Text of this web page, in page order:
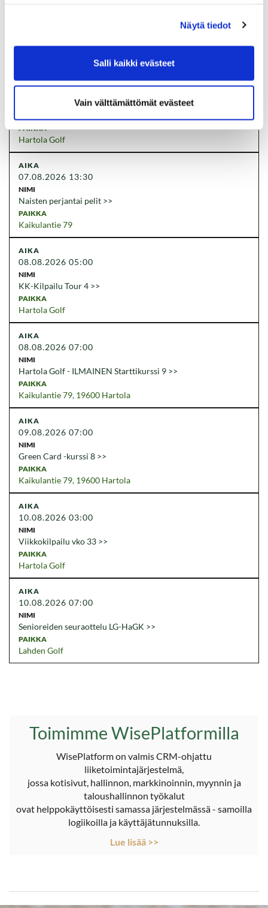
Näytä tiedot
Salli kaikki evästeet
Vain välttämättömät evästeet
Hartola Golf
07.08.2026 13:30
Naisten perjantai pelit
Kaikulantie 79
08.08.2026 05:00
KK-Kilpailu Tour 4
Hartola Golf
08.08.2026 07:00
Hartola Golf - ILMAINEN Starttikurssi 9
Kaikulantie 79, 19600 Hartola
09.08.2026 07:00
Green Card -kurssi 8
Kaikulantie 79, 19600 Hartola
10.08.2026 03:00
Viikkokilpailu vko 33
Hartola Golf
10.08.2026 07:00
Senioreiden seuraottelu LG-HaGK
Lahden Golf
Toimimme WisePlatformilla
WisePlatform on valmis CRM-ohjattu
liiketoimintajärjestelmä,
jossa kotisivut, hallinnon, markkinoinnin, myynnin ja
taloushallinnon työkalut
​​​​​​​ovat helppokäyttöisesti samassa järjestelmässä - samoilla
logiikoilla ja käyttäjätunnuksilla.
Lue lisää >>